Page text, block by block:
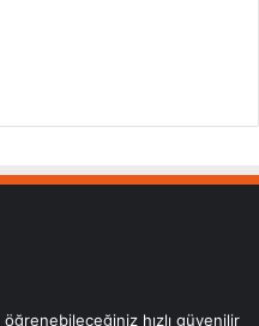
hızlı güvenilir